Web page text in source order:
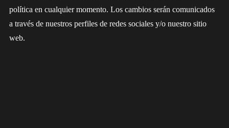
política en cualquier momento. Los cambios serán comunicados
a través de nuestros perfiles de redes sociales y/o nuestro sitio
web.